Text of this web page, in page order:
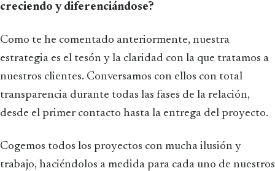
creciendo y diferenciándose?
Como te he comentado anteriormente, nuestra
estrategia es el tesón y la claridad con la que tratamos a
nuestros clientes. Conversamos con ellos con total
transparencia durante todas las fases de la relación,
desde el primer contacto hasta la entrega del proyecto.
Cogemos todos los proyectos con mucha ilusión y
trabajo, haciéndolos a medida para cada uno de nuestros